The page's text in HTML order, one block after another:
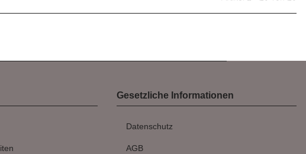
Gesetzliche Informationen
Datenschutz
AGB